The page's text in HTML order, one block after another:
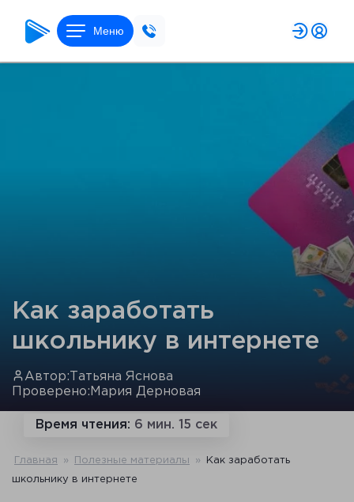
Меню
Как заработать
школьнику в интернете
Автор: Татьяна Яснова
Проверено: Мария Дерновая
Время чтения: 6 мин. 15 сек
Главная » Полезные материалы » Как заработать
школьнику в интернете